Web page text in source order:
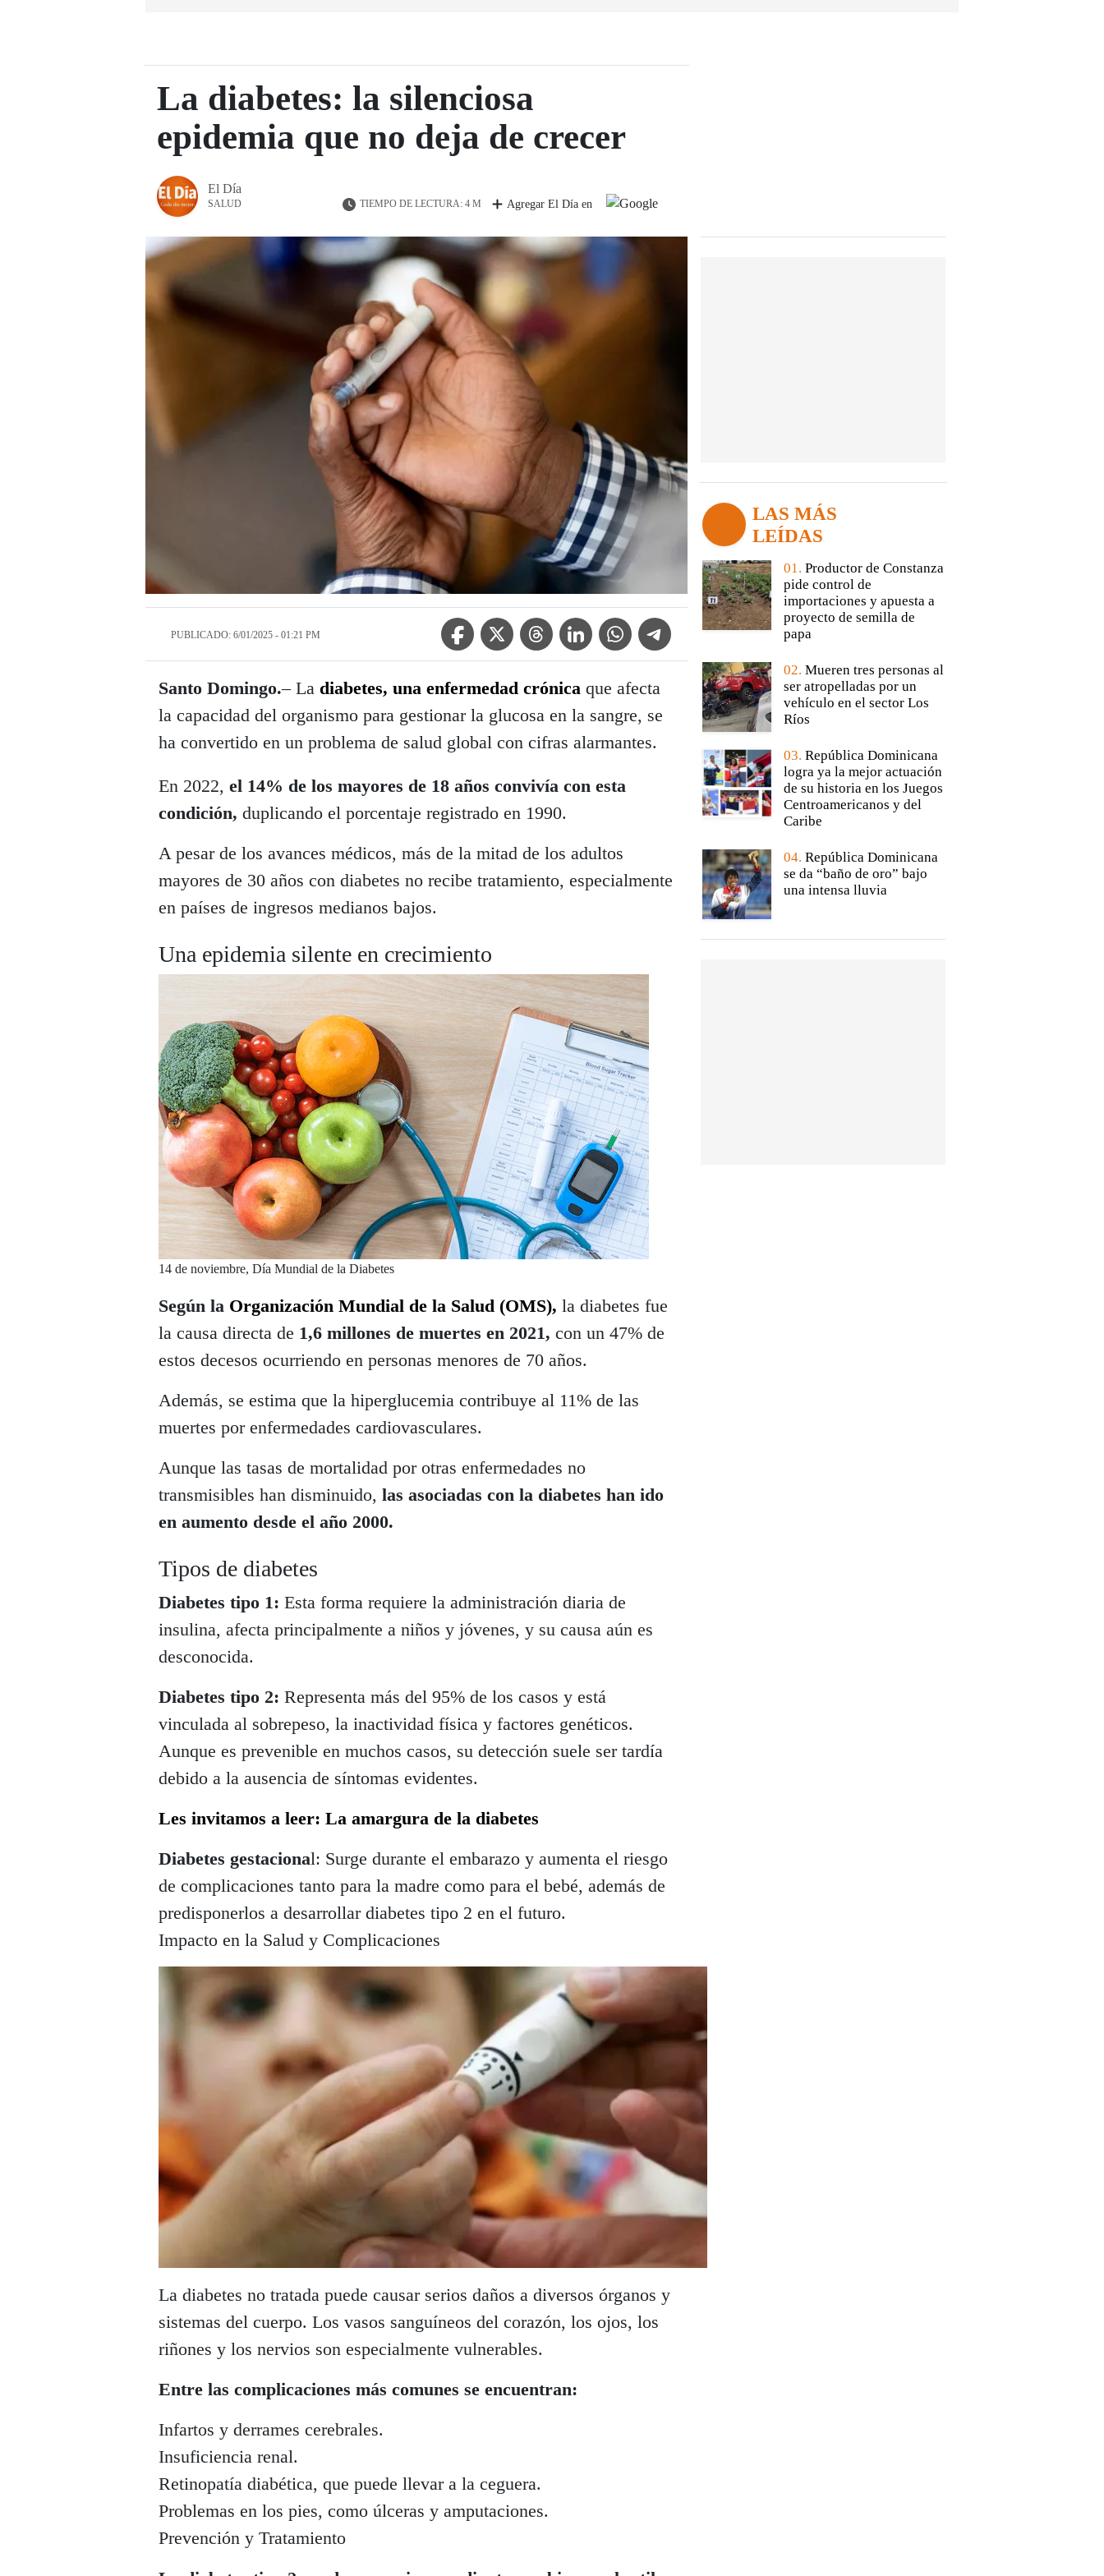
La diabetes: la silenciosa
epidemia que no deja de crecer
El Día
SALUD TIEMPO DE LECTURA: 4 M Agregar El Día en
PUBLICADO: 6/01/2025 - 01:21 PM
Facebook IconTwitter IconThreads IconLinkedin IconWhatsApp IconTelegram Icon
Santo Domingo.– La diabetes, una enfermedad crónica que afecta
la capacidad del organismo para gestionar la glucosa en la sangre, se
ha convertido en un problema de salud global con cifras alarmantes.
En 2022, el 14% de los mayores de 18 años convivía con esta
condición, duplicando el porcentaje registrado en 1990.
A pesar de los avances médicos, más de la mitad de los adultos
mayores de 30 años con diabetes no recibe tratamiento, especialmente
en países de ingresos medianos bajos.
Una epidemia silente en crecimiento
14 de noviembre, Día Mundial de la Diabetes
Según la Organización Mundial de la Salud (OMS), la diabetes fue
la causa directa de 1,6 millones de muertes en 2021, con un 47% de
estos decesos ocurriendo en personas menores de 70 años.
Además, se estima que la hiperglucemia contribuye al 11% de las
muertes por enfermedades cardiovasculares.
Aunque las tasas de mortalidad por otras enfermedades no
transmisibles han disminuido, las asociadas con la diabetes han ido
en aumento desde el año 2000.
Tipos de diabetes
Diabetes tipo 1: Esta forma requiere la administración diaria de
insulina, afecta principalmente a niños y jóvenes, y su causa aún es
desconocida.
Diabetes tipo 2: Representa más del 95% de los casos y está
vinculada al sobrepeso, la inactividad física y factores genéticos.
Aunque es prevenible en muchos casos, su detección suele ser tardía
debido a la ausencia de síntomas evidentes.
Les invitamos a leer: La amargura de la diabetes
Diabetes gestacional: Surge durante el embarazo y aumenta el riesgo
de complicaciones tanto para la madre como para el bebé, además de
predisponerlos a desarrollar diabetes tipo 2 en el futuro.
Impacto en la Salud y Complicaciones
La diabetes no tratada puede causar serios daños a diversos órganos y
sistemas del cuerpo. Los vasos sanguíneos del corazón, los ojos, los
riñones y los nervios son especialmente vulnerables.
Entre las complicaciones más comunes se encuentran:
Infartos y derrames cerebrales.
Insuficiencia renal.
Retinopatía diabética, que puede llevar a la ceguera.
Problemas en los pies, como úlceras y amputaciones.
Prevención y Tratamiento
LAS MÁS
LEÍDAS
01. Productor de Constanza
pide control de
importaciones y apuesta a
proyecto de semilla de
papa
02. Mueren tres personas al
ser atropelladas por un
vehículo en el sector Los
Ríos
03. República Dominicana
logra ya la mejor actuación
de su historia en los Juegos
Centroamericanos y del
Caribe
04. República Dominicana
se da “baño de oro” bajo
una intensa lluvia